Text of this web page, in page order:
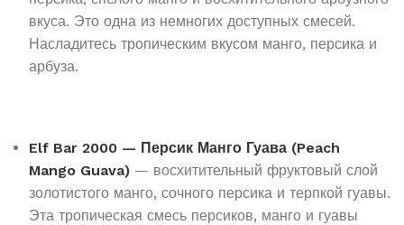
вкуса. Это одна из немногих доступных смесей.
Насладитесь тропическим вкусом манго, персика и
арбуза.
Elf Bar 2000 — Персик Манго Гуава (Peach
Mango Guava) — восхитительный фруктовый слой
золотистого манго, сочного персика и терпкой гуавы.
Эта тропическая смесь персиков, манго и гуавы